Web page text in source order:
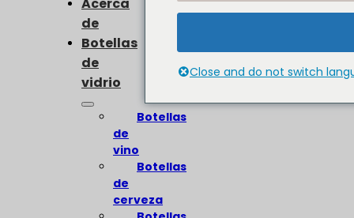
de
Botellas
de
vidrio
Botellas
de
vino
Botellas
de
cerveza
Close and do not switch